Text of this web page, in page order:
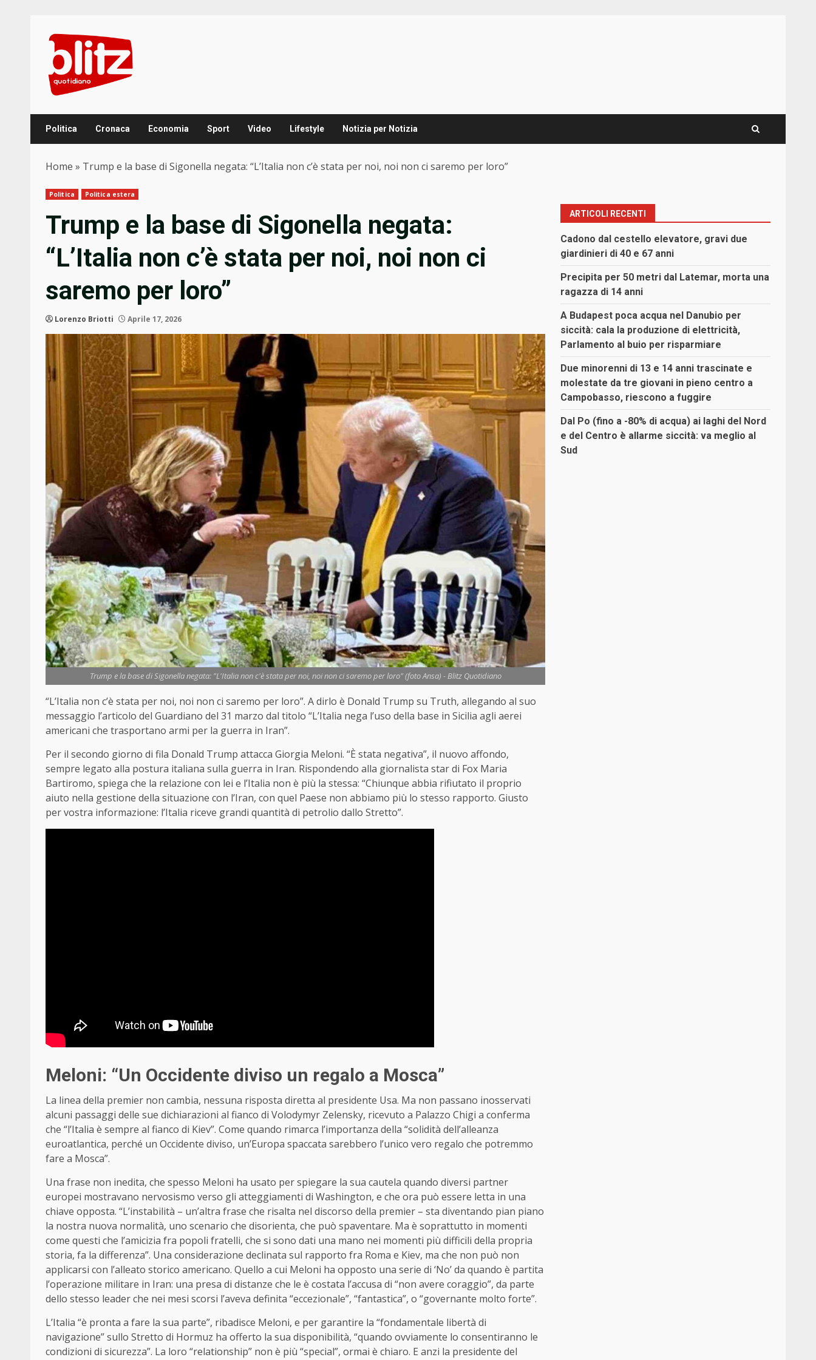
content
Politica Cronaca Economia Sport Video Lifestyle Notizia per Notizia
Home » Trump e la base di Sigonella negata: “L’Italia non c’è stata per noi, noi non ci saremo per loro”
Politica Politica estera
Trump e la base di Sigonella negata:
“L’Italia non c’è stata per noi, noi non ci
saremo per loro”
Lorenzo Briotti Aprile 17, 2026
Trump e la base di Sigonella negata: "L'Italia non c'è stata per noi, noi non ci saremo per loro" (foto Ansa) - Blitz Quotidiano
“L’Italia non c’è stata per noi, noi non ci saremo per loro”. A dirlo è Donald Trump su Truth, allegando al suo
messaggio l’articolo del Guardiano del 31 marzo dal titolo “L’Italia nega l’uso della base in Sicilia agli aerei
americani che trasportano armi per la guerra in Iran”.
Per il secondo giorno di fila Donald Trump attacca Giorgia Meloni. “È stata negativa”, il nuovo affondo,
sempre legato alla postura italiana sulla guerra in Iran. Rispondendo alla giornalista star di Fox Maria
Bartiromo, spiega che la relazione con lei e l’Italia non è più la stessa: “Chiunque abbia rifiutato il proprio
aiuto nella gestione della situazione con l’Iran, con quel Paese non abbiamo più lo stesso rapporto. Giusto
per vostra informazione: l’Italia riceve grandi quantità di petrolio dallo Stretto”.
Meloni: “Un Occidente diviso un regalo a Mosca”
La linea della premier non cambia, nessuna risposta diretta al presidente Usa. Ma non passano inosservati
alcuni passaggi delle sue dichiarazioni al fianco di Volodymyr Zelensky, ricevuto a Palazzo Chigi a conferma
che “l’Italia è sempre al fianco di Kiev”. Come quando rimarca l’importanza della “solidità dell’alleanza
euroatlantica, perché un Occidente diviso, un’Europa spaccata sarebbero l’unico vero regalo che potremmo
fare a Mosca”.
Una frase non inedita, che spesso Meloni ha usato per spiegare la sua cautela quando diversi partner
europei mostravano nervosismo verso gli atteggiamenti di Washington, e che ora può essere letta in una
chiave opposta. “L’instabilità – un’altra frase che risalta nel discorso della premier – sta diventando pian piano
la nostra nuova normalità, uno scenario che disorienta, che può spaventare. Ma è soprattutto in momenti
come questi che l’amicizia fra popoli fratelli, che si sono dati una mano nei momenti più difficili della propria
storia, fa la differenza”. Una considerazione declinata sul rapporto fra Roma e Kiev, ma che non può non
applicarsi con l’alleato storico americano. Quello a cui Meloni ha opposto una serie di ‘No’ da quando è partita
l’operazione militare in Iran: una presa di distanze che le è costata l’accusa di “non avere coraggio”, da parte
dello stesso leader che nei mesi scorsi l’aveva definita “eccezionale”, “fantastica”, o “governante molto forte”.
L’Italia “è pronta a fare la sua parte”, ribadisce Meloni, e per garantire la “fondamentale libertà di
navigazione” sullo Stretto di Hormuz ha offerto la sua disponibilità, “quando ovviamente lo consentiranno le
condizioni di sicurezza”. La loro “relationship” non è più “special”, ormai è chiaro. E anzi la presidente del
ARTICOLI RECENTI
Cadono dal cestello elevatore, gravi due
giardinieri di 40 e 67 anni
Precipita per 50 metri dal Latemar, morta una
ragazza di 14 anni
A Budapest poca acqua nel Danubio per
siccità: cala la produzione di elettricità,
Parlamento al buio per risparmiare
Due minorenni di 13 e 14 anni trascinate e
molestate da tre giovani in pieno centro a
Campobasso, riescono a fuggire
Dal Po (fino a -80% di acqua) ai laghi del Nord
e del Centro è allarme siccità: va meglio al
Sud